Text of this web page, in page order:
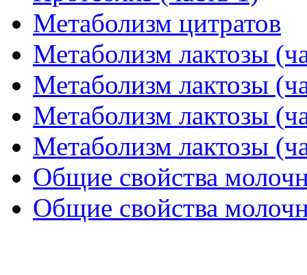
Метаболизм цитратов
Метаболизм лактозы
Метаболизм лактозы
Метаболизм лактозы
Метаболизм лактозы
Общие свойства
Общие свойства